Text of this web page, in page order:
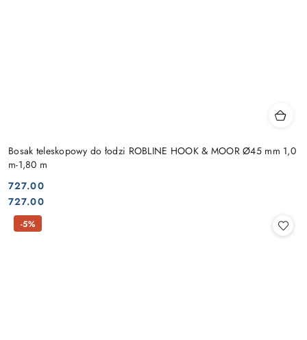
Bosak teleskopowy do łodzi ROBLINE HOOK & MOOR Ø45 mm 1,0
m-1,80 m
Cena:
727.00
Cena:
727.00
-5%